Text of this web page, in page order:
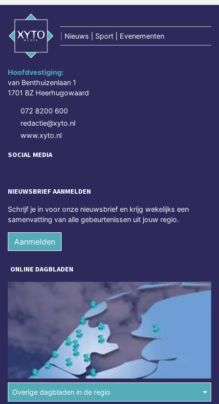
Nieuws | Sport | Evenementen
Hoofdvestiging:
van Benthuizenlaan 1
1701 BZ Heerhugowaard
072 8200 600
redactie@xyto.nl
www.xyto.nl
SOCIAL MEDIA
NIEUWSBRIEF AANMELDEN
Schrijf je in voor onze nieuwsbrief en krijg wekelijks een
samenvatting van alle gebeurtenissen uit jouw regio.
Aanmelden
ONLINE DAGBLADEN
Overige dagbladen in de regio